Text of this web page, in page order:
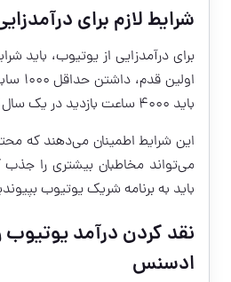
شرایط لازم برای
برای درآمدزایی از یوتیوب، باید
باید ۴۰۰۰ ساعت بازدید در یک سال گذشته داشته باشید.
این شرایط اطمینان می‌دهند که
می‌تواند مخاطبان بیشتری را
باید به برنامه شریک یوتیوب
نقد کردن درآمد
ادسنس